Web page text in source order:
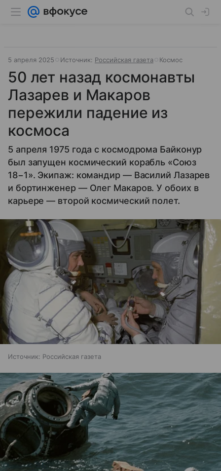
5 апреля 2025 Источник: Российская газета Космос
50 лет назад космонавты
Лазарев и Макаров
пережили падение из
космоса
5 апреля 1975 года с космодрома Байконур
был запущен космический корабль «Союз
18−1». Экипаж: командир — Василий Лазарев
и бортинженер — Олег Макаров. У обоих в
карьере — второй космический полет.
Источник: Российская газета